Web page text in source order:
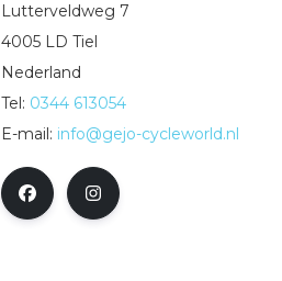
Lutterveldweg 7
4005 LD Tiel
Nederland
Tel: 0344 613054
E-mail: info@gejo-cycleworld.nl